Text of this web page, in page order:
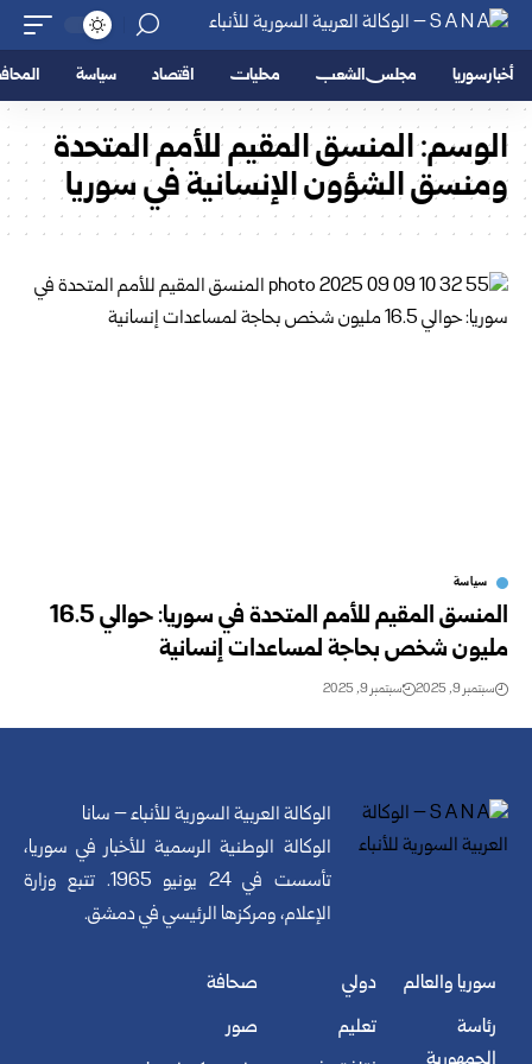
أخبار سوريا مجلس الشعب محليات اقتصاد سياسة
الوسم:المنسق المقيم للأمم المتحدة
ومنسق الشؤون الإنسانية في سوريا
سياسة
المنسق المقيم للأمم المتحدة في سوريا: حوالي 16.5
مليون شخص بحاجة لمساعدات إنسانية
سبتمبر 9, 2025 سبتمبر 9, 2025
الوكالة العربية السورية للأنباء – سانا
الوكالة الوطنية الرسمية للأخبار في سوريا،
تأسست في 24 يونيو 1965. تتبع وزارة
الإعلام، ومركزها الرئيسي في دمشق.
سوريا والعالم
رئاسة
دولي
تعليم
صحافة
صور